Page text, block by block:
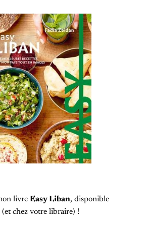
livre Easy Liban, disponible
(et chez votre libraire) !